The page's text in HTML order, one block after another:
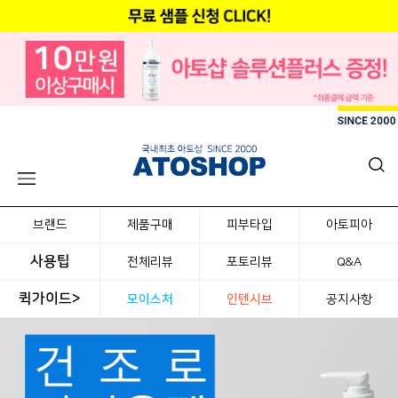
브랜드 제품구매 피부타입 아토피아
사용팁 전체리뷰 포토리뷰 Q&A
퀵가이드> 모이스처 인텐시브 공지사항